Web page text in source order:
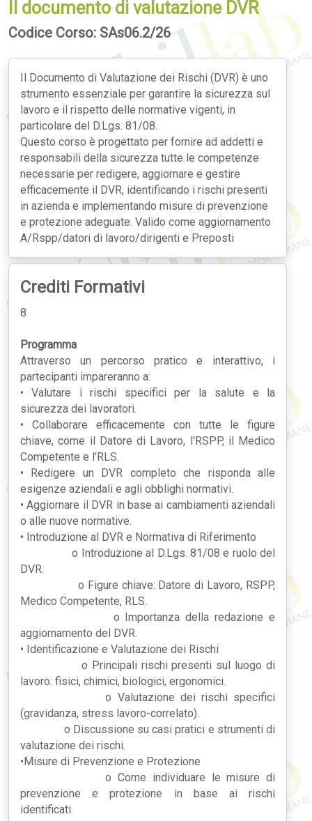
Il documento di valutazione DVR
Codice Corso: SAs06.2/26
Il Documento di Valutazione dei Rischi (DVR) è uno
strumento essenziale per garantire la sicurezza sul
lavoro e il rispetto delle normative vigenti, in
particolare del D.Lgs. 81/08.
Questo corso è progettato per fornire ad addetti e
responsabili della sicurezza tutte le competenze
necessarie per redigere, aggiornare e gestire
efficacemente il DVR, identificando i rischi presenti
in azienda e implementando misure di prevenzione
e protezione adeguate. Valido come aggiornamento
A/Rspp/datori di lavoro/dirigenti e Preposti
Crediti Formativi
8
Programma
Attraverso un percorso pratico e interattivo, i
partecipanti impareranno a:
• Valutare i rischi specifici per la salute e la
sicurezza dei lavoratori.
• Collaborare efficacemente con tutte le figure
chiave, come il Datore di Lavoro, l'RSPP, il Medico
Competente e l'RLS.
• Redigere un DVR completo che risponda alle
esigenze aziendali e agli obblighi normativi.
• Aggiornare il DVR in base ai cambiamenti aziendali
o alle nuove normative.
• Introduzione al DVR e Normativa di Riferimento
o Introduzione al D.Lgs. 81/08 e ruolo del
DVR.
o Figure chiave: Datore di Lavoro, RSPP,
Medico Competente, RLS.
o Importanza della redazione e
aggiornamento del DVR.
• Identificazione e Valutazione dei Rischi
o Principali rischi presenti sul luogo di
lavoro: fisici, chimici, biologici, ergonomici.
o Valutazione dei rischi specifici
(gravidanza, stress lavoro-correlato).
o Discussione su casi pratici e strumenti di
valutazione dei rischi.
•Misure di Prevenzione e Protezione
o Come individuare le misure di
prevenzione e protezione in base ai rischi
identificati.